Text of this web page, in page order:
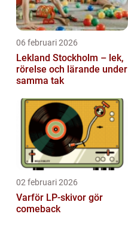
06 februari 2026
Lekland Stockholm – lek,
rörelse och lärande under
samma tak
02 februari 2026
Varför LP-skivor gör
comeback